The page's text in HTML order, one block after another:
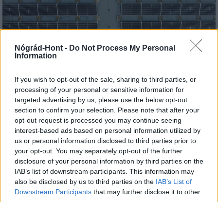
Nógrád-Hont - Do Not Process My Personal
Information
If you wish to opt-out of the sale, sharing to third parties, or
processing of your personal or sensitive information for
targeted advertising by us, please use the below opt-out
section to confirm your selection. Please note that after your
opt-out request is processed you may continue seeing
interest-based ads based on personal information utilized by
us or personal information disclosed to third parties prior to
your opt-out. You may separately opt-out of the further
disclosure of your personal information by third parties on the
IAB’s list of downstream participants. This information may
also be disclosed by us to third parties on the IAB’s List of
Downstream Participants that may further disclose it to other
Három meghatározó épületét is fejlesztette
Helyi hírek